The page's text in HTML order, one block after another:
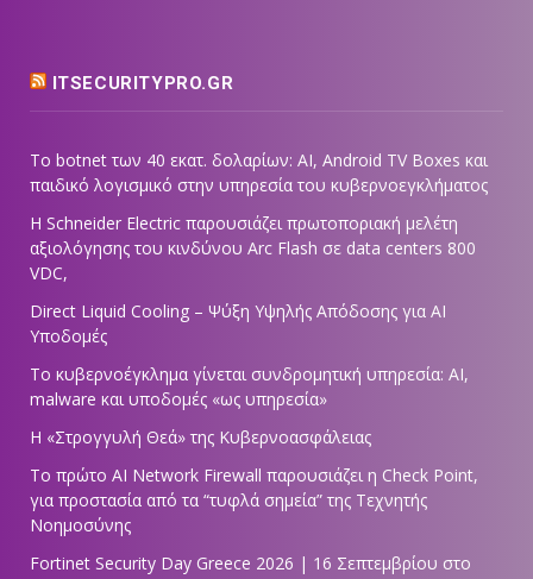
ITSECURITYPRO.GR
Το botnet των 40 εκατ. δολαρίων: AI, Android TV Boxes και
παιδικό λογισμικό στην υπηρεσία του κυβερνοεγκλήματος
Η Schneider Electric παρουσιάζει πρωτοποριακή μελέτη
αξιολόγησης του κινδύνου Arc Flash σε data centers 800
VDC,
Direct Liquid Cooling – Ψύξη Υψηλής Απόδοσης για AI
Υποδομές
Το κυβερνοέγκλημα γίνεται συνδρομητική υπηρεσία: AI,
malware και υποδομές «ως υπηρεσία»
Η «Στρογγυλή Θεά» της Κυβερνοασφάλειας
Tο πρώτο AI Network Firewall παρουσιάζει η Check Point,
για προστασία από τα “τυφλά σημεία” της Τεχνητής
Νοημοσύνης
Fortinet Security Day Greece 2026 | 16 Σεπτεμβρίου στο